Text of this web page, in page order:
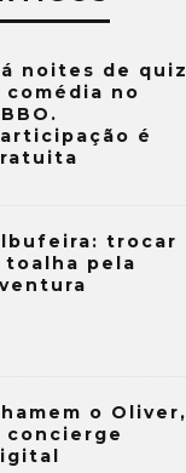
noites de quiz
comédia no
é
trocar
toalha pela
o Oliver,
concierge